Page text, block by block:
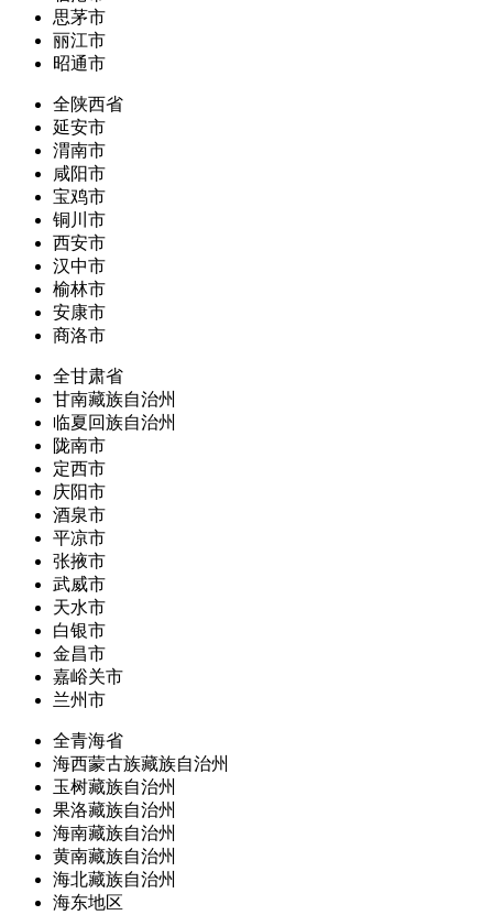
思茅市
丽江市
昭通市
全陕西省
延安市
渭南市
咸阳市
宝鸡市
铜川市
西安市
汉中市
榆林市
安康市
商洛市
全甘肃省
甘南藏族自治州
临夏回族自治州
陇南市
定西市
庆阳市
酒泉市
平凉市
张掖市
武威市
天水市
白银市
金昌市
嘉峪关市
兰州市
全青海省
海西蒙古族藏族自治州
玉树藏族自治州
果洛藏族自治州
海南藏族自治州
黄南藏族自治州
海北藏族自治州
海东地区